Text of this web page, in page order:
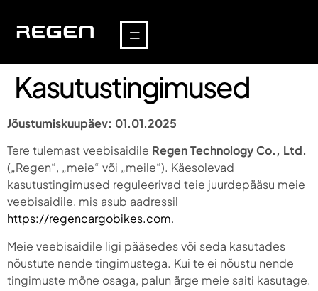
Kasutustingimused
Jõustumiskuupäev: 01.01.2025
Tere tulemast veebisaidile Regen Technology Co., Ltd.
(„Regen“, „meie“ või „meile“). Käesolevad
kasutustingimused reguleerivad teie juurdepääsu meie
veebisaidile, mis asub aadressil
https://regencargobikes.com.
Meie veebisaidile ligi pääsedes või seda kasutades
nõustute nende tingimustega. Kui te ei nõustu nende
tingimuste mõne osaga, palun ärge meie saiti kasutage.